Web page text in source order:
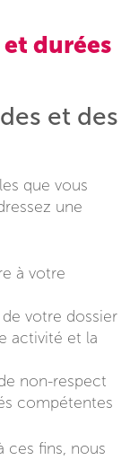
durées
et des
que vous
une
à votre
votre dossier
activité et la
non-respect
compétentes
ces fins, nous